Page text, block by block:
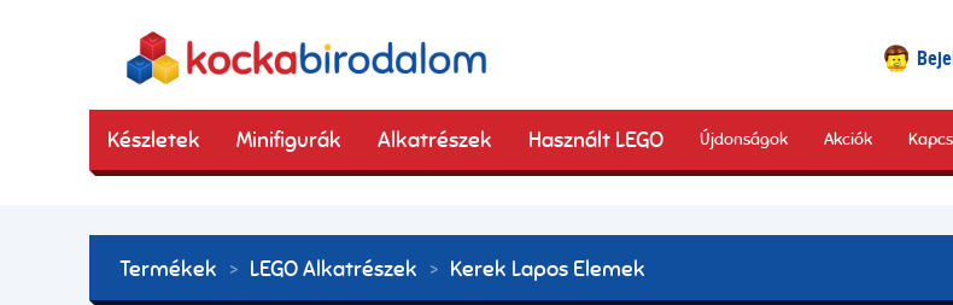
Készletek Minifigurák Alkatrészek Használt LEGO Újdonságok Akciók
Termékek LEGO Alkatrészek Kerek Lapos Elemek